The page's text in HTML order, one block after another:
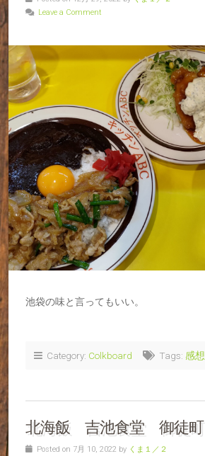
Leave a Comment
池袋の味と言ってもいい。
Category: Colkboard Tags: 感想
北海飯 吉池食堂 御徒町
Posted on 7月 10, 2022 by くま１／２